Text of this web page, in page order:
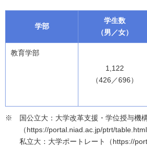
学部
学生数
（男／女）
教育学部
1,122
（426／696）
国公立大：大学改革支援・学位授与機
（https://portal.niad.ac.jp/ptrt/
私立大：大学ポートレート（https://